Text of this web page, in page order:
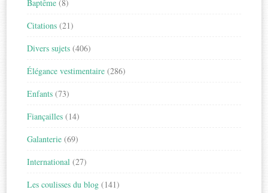
Baptême (8)
Citations (21)
Divers sujets (406)
Élégance vestimentaire (286)
Enfants (73)
Fiançailles (14)
Galanterie (69)
International (27)
Les coulisses du blog (141)